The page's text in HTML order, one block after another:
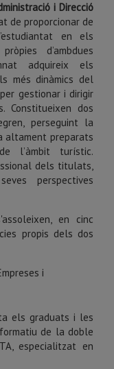
i Direcció
de proporcionar de
en els
d’ambdues
adquireix els
més dinàmics del
gestionar i dirigir
Constitueixen dos
perseguint la
altament preparats
l’àmbit turístic.
dels titulats,
perspectives
en cinc
propis dels dos
i
els graduats i les
de la doble
especialitzat en